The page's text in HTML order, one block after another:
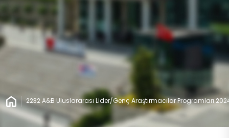
2232 A&B Uluslararası Lider/Genç Araştırmacılar Programları